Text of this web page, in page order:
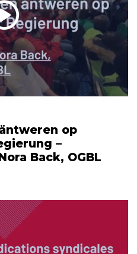
op
–
Back, OGBL